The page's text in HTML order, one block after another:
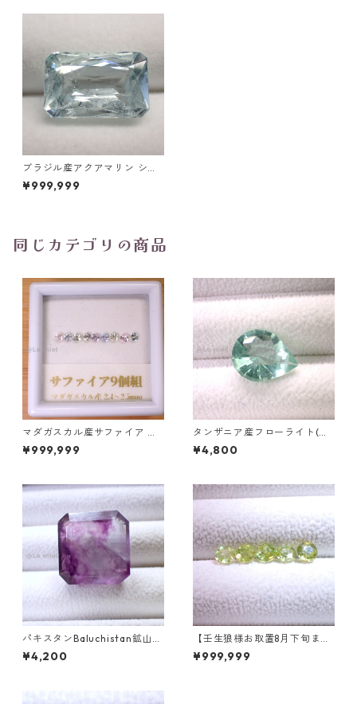
ブラジル産アクアマリン シザ
ーズカットルース 4.55ct 12.9
mm*8.3mm*5.7mm
¥999,999
同じカテゴリの商品
マダガスカル産サファイア ル
ース 9個組 2.4～2.5mm
¥999,999
タンザニア産フローライト(蛍
光) ペアシェイプカットルース
5.46ct 13.8mm*10.8mm*7.0
¥4,800
パキスタンBaluchistan鉱山産
フローライト スクエアカット
ルース 34.4ct 20 x 19.6 x 11
¥4,200
【壬生狼様お取置8月下旬ま
で】マダガスカル産スフェー
ン ラウンドカットルース 0.45
¥999,999